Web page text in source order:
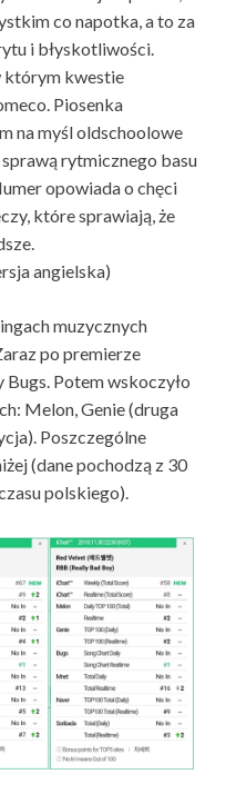
co napotka, a to za
i błyskotliwości.
którym kwestie
Piosenka
na myśl oldschoolowe
sprawą rytmicznego basu
opowiada o chęci
które sprawiają, że
angielska)
muzycznych
po premierze
Bugs. Potem wskoczyło
Melon, Genie (druga
Poszczególne
(dane pochodzą z 30
polskiego).